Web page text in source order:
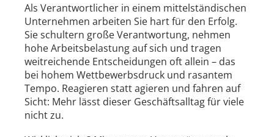
Als Verantwortlicher in einem mittelständischen
Unternehmen arbeiten Sie hart für den Erfolg.
Sie schultern große Verantwortung, nehmen
hohe Arbeitsbelastung auf sich und tragen
weitreichende Entscheidungen oft allein – das
bei hohem Wettbewerbsdruck und rasantem
Tempo. Reagieren statt agieren und fahren auf
Sicht: Mehr lässt dieser Geschäftsalltag für viele
nicht zu.